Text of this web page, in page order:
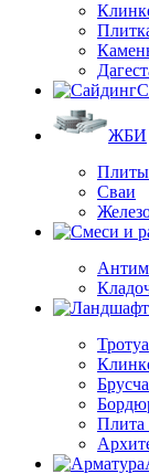
ЖБИ
Плиты
Сваи
Плита